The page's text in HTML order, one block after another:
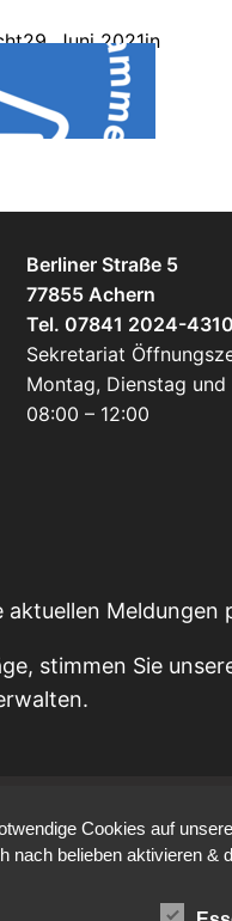
29. Juni 2021in
Berliner Straße 5
77855 Achern
Tel. 07841 2024-4310
Sekretariat
Montag, Dienstag
08:00 – 12:00
Meldungen
stimmen Sie
Cookies auf
nach belieben aktivieren